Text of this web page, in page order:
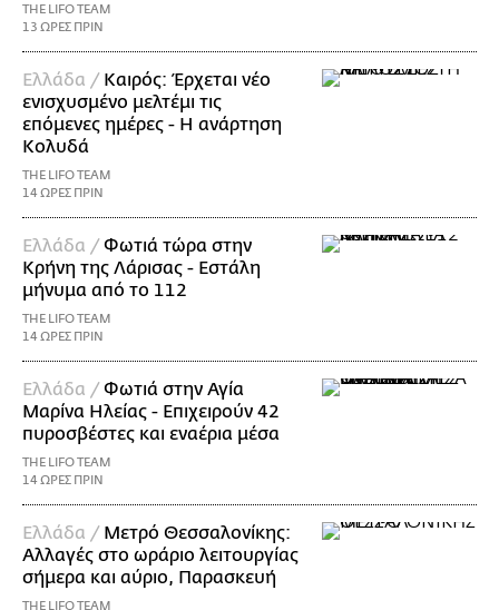
THE LIFO TEAM
13 ΩΡΕΣ ΠΡΙΝ
Ελλάδα / Καιρός: Έρχεται νέο
ενισχυσμένο μελτέμι τις
επόμενες ημέρες - Η ανάρτηση
Κολυδά
THE LIFO TEAM
14 ΩΡΕΣ ΠΡΙΝ
Ελλάδα /Φωτιά τώρα στην
Κρήνη της Λάρισας - Εστάλη
μήνυμα από το 112
THE LIFO TEAM
14 ΩΡΕΣ ΠΡΙΝ
Ελλάδα /Φωτιά στην Αγία
Μαρίνα Ηλείας - Επιχειρούν 42
πυροσβέστες και εναέρια μέσα
THE LIFO TEAM
14 ΩΡΕΣ ΠΡΙΝ
Ελλάδα / Μετρό Θεσσαλονίκης:
Αλλαγές στο ωράριο λειτουργίας
σήμερα και αύριο, Παρασκευή
THE LIFO TEAM